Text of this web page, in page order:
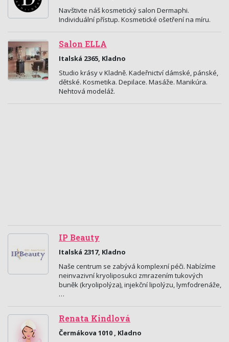
Navštivte náš kosmetický salon Dermaphi.
Individuální přístup. Kosmetické ošetření na míru.
Salon ELLA
Italská 2365, Kladno
Studio krásy v Kladně. Kadeřnictví dámské, pánské,
dětské. Kosmetika. Depilace. Masáže. Manikúra.
Nehtová modeláž.
IP Beauty
Italská 2317, Kladno
Naše centrum se zabývá komplexní péči. Nabízíme
neinvazivní kryoliposukci zmrazením tukových
buněk (kryolipolýza), injekční lipolýzu, lymfodrenáže,
…
Renata Kindlová
Čermákova 1010 , Kladno